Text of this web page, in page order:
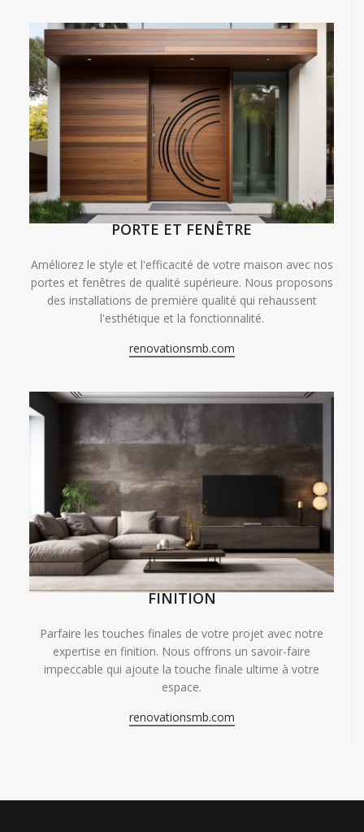
PORTE ET FENÊTRE
Améliorez le style et l'efficacité de votre maison avec nos
portes et fenêtres de qualité supérieure. Nous proposons
des installations de première qualité qui rehaussent
l'esthétique et la fonctionnalité.
renovationsmb.com
FINITION
Parfaire les touches finales de votre projet avec notre
expertise en finition. Nous offrons un savoir-faire
impeccable qui ajoute la touche finale ultime à votre
espace.
renovationsmb.com